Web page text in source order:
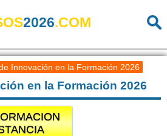
2026.COM
Innovación en la Formación 2026
en la Formación 2026